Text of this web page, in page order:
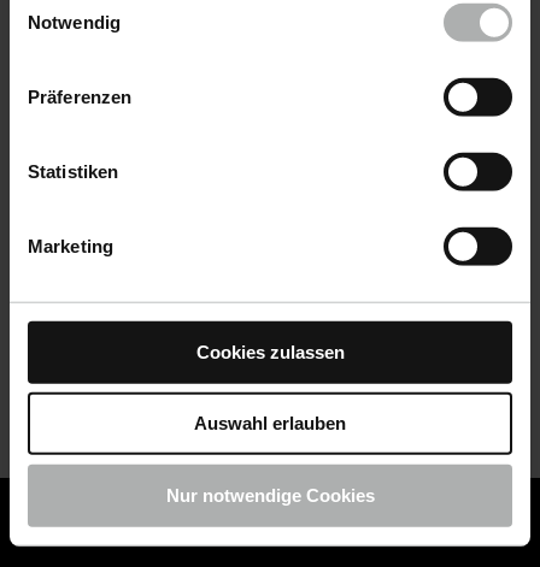
Einstellungen zu den Cookies finden Sie unter
Notwendig
Präferenzen
Statistiken
Marketing
Cookies zulassen
Auswahl erlauben
Nur notwendige Cookies
COLOURLOCK ist jetzt Teil von KochChemie -
COLOURLOCK Produkte shoppen